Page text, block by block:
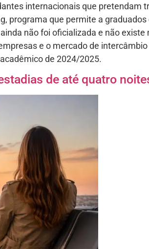
internacionais que pretendam
programa que permite a
não foi oficializada e não
e o mercado de
de 2024/2025.
de até quatro